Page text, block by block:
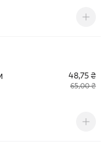
48,75 ₴
65,00 ₴